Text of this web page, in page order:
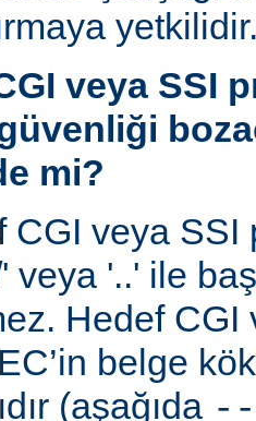
veya SSI
mi?
CGI veya SSI
veya '..' ile
Hedef CGI
belge
(aşağıda